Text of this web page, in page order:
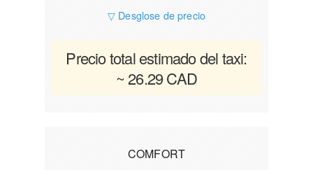
▽ Desglose de precio
Precio total estimado del taxi:
~ 26.29 CAD
COMFORT